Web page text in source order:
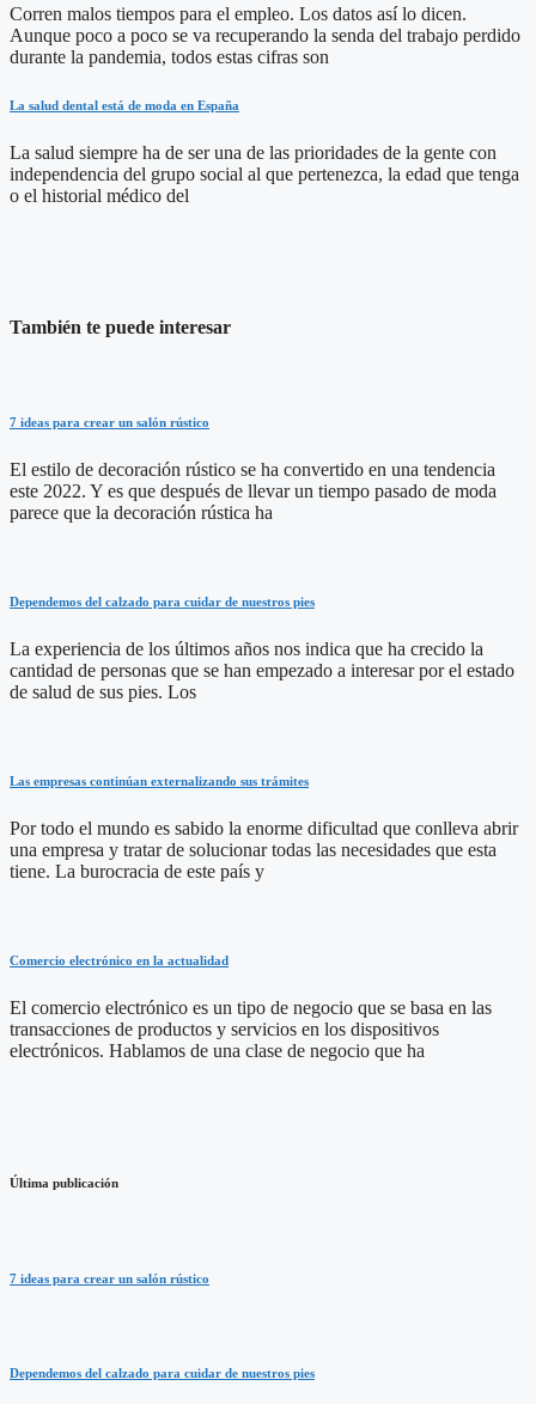
Corren malos tiempos para el empleo. Los datos así lo dicen.
Aunque poco a poco se va recuperando la senda del trabajo perdido
durante la pandemia, todos estas cifras son
La salud dental está de moda en España
La salud siempre ha de ser una de las prioridades de la gente con
independencia del grupo social al que pertenezca, la edad que tenga
o el historial médico del
También te puede interesar
7 ideas para crear un salón rústico
El estilo de decoración rústico se ha convertido en una tendencia
este 2022. Y es que después de llevar un tiempo pasado de moda
parece que la decoración rústica ha
Dependemos del calzado para cuidar de nuestros pies
La experiencia de los últimos años nos indica que ha crecido la
cantidad de personas que se han empezado a interesar por el estado
de salud de sus pies. Los
Las empresas continúan externalizando sus trámites
Por todo el mundo es sabido la enorme dificultad que conlleva abrir
una empresa y tratar de solucionar todas las necesidades que esta
tiene. La burocracia de este país y
Comercio electrónico en la actualidad
El comercio electrónico es un tipo de negocio que se basa en las
transacciones de productos y servicios en los dispositivos
electrónicos. Hablamos de una clase de negocio que ha
Última publicación
7 ideas para crear un salón rústico
Dependemos del calzado para cuidar de nuestros pies